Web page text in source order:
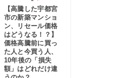
【高騰した宇都宮
市の新築マンショ
ン、リセール価格
はどうなる！？】
価格高騰前に買っ
た人と今買う人、
10年後の「損失
額」はどれだけ違